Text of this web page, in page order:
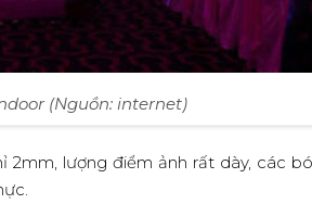
(Nguồn: internet)
lượng điểm ảnh rất dày, các